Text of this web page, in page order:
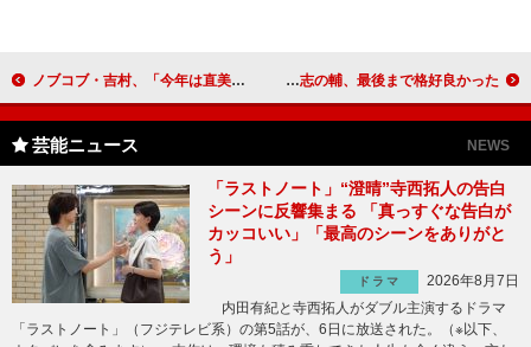
ノブコブ・吉村、「今年は直美に助けられた」 一年を振り返り、うわさの熱愛疑惑をネタに！ 桂三枝、談志さんの訃報に号泣 弟子の志の輔、最後まで格好良かった
芸能ニュース NEWS
「ラストノート」“澄晴”寺西拓人の告白
シーンに反響集まる 「真っすぐな告白が
カッコいい」「最高のシーンをありがと
う」
ドラマ
2026年8月7日
内田有紀と寺西拓人がダブル主演するドラマ
「ラストノート」（フジテレビ系）の第5話が、6日に放送された。（※以下、